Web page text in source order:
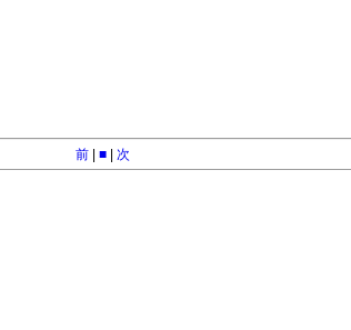
前| ■| 次